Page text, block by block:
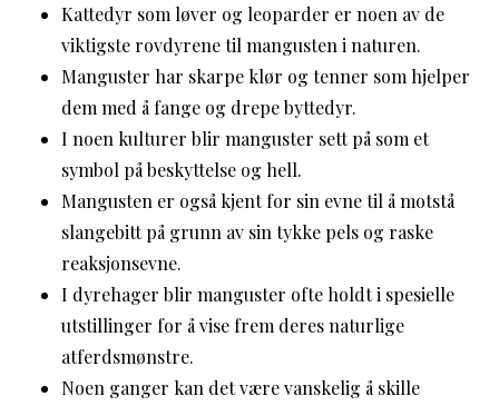
Kattedyr som løver og leoparder er noen av de
viktigste rovdyrene til mangusten i naturen.
Manguster har skarpe klør og tenner som hjelper
dem med å fange og drepe byttedyr.
I noen kulturer blir manguster sett på som et
symbol på beskyttelse og hell.
Mangusten er også kjent for sin evne til å motstå
slangebitt på grunn av sin tykke pels og raske
reaksjonsevne.
I dyrehager blir manguster ofte holdt i spesielle
utstillinger for å vise frem deres naturlige
atferdsmønstre.
Noen ganger kan det være vanskelig å skille